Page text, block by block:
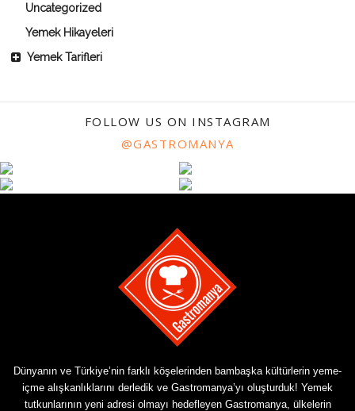
Uncategorized
Yemek Hikayeleri
Yemek Tarifleri
FOLLOW US ON INSTAGRAM
@GASTROMANYA
Dünyanın ve Türkiye’nin farklı köşelerinden bambaşka kültürlerin yeme-
içme alışkanlıklarını derledik ve Gastromanya’yı oluşturduk! Yemek
tutkunlarının yeni adresi olmayı hedefleyen Gastromanya, ülkelerin